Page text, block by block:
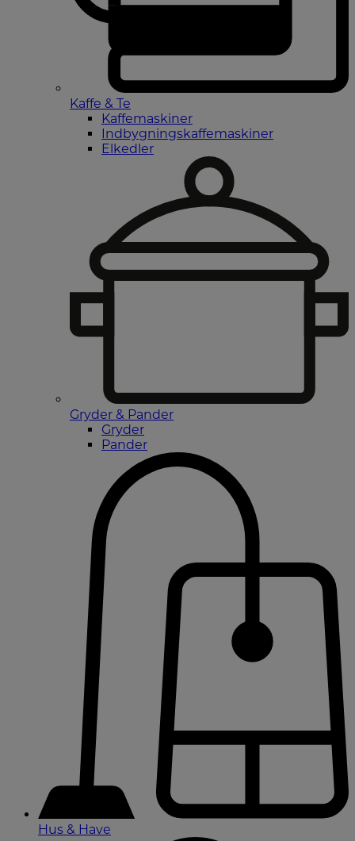
Kaffe & Te
Kaffemaskiner
Indbygningskaffemaskiner
Elkedler
Gryder & Pander
Gryder
Pander
Hus & Have